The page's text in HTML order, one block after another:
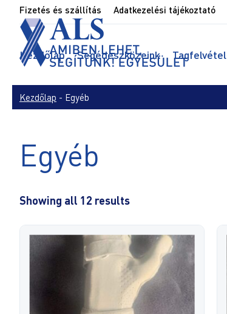
Fizetés és szállítás Adatkezelési tájékoztató
Kezdőlap Segédeszközeink Tagfelvétel
Kezdőlap - Egyéb
Egyéb
Showing all 12 results